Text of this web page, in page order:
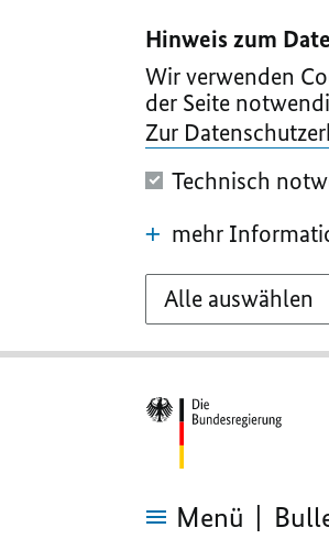
Hinweis zum
Wir verwenden
der Seite
Zur
Technisch
mehr
Alle auswählen
Menü